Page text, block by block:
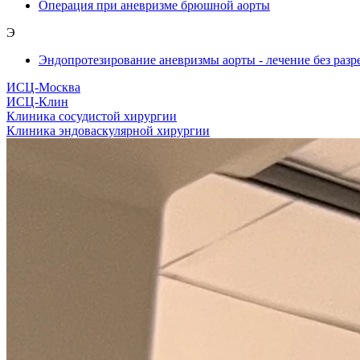
Операция при аневризме брюшной аорты
Э
Эндопротезирование аневризмы аорты - лечение без
ИСЦ-Москва
ИСЦ-Клин
Клиника сосудистой хирургии
Клиника эндоваскулярной хирургии